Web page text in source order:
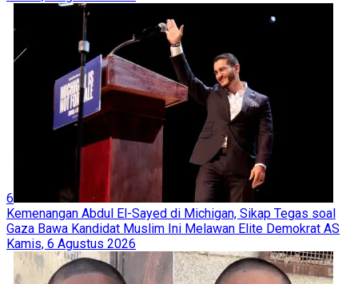
6
Kemenangan Abdul El-Sayed di Michigan, Sikap Tegas soal
Gaza Bawa Kandidat Muslim Ini Melawan Elite Demokrat AS
Kamis, 6 Agustus 2026